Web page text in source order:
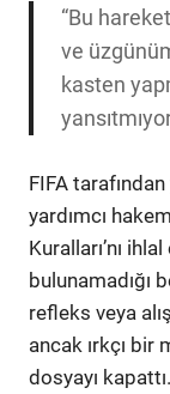
“Bu
ve
kasten
FIFA
yardımcı
Kuralları’nı
bulunamadığı
refleks veya
ancak ırkçı
dosyayı